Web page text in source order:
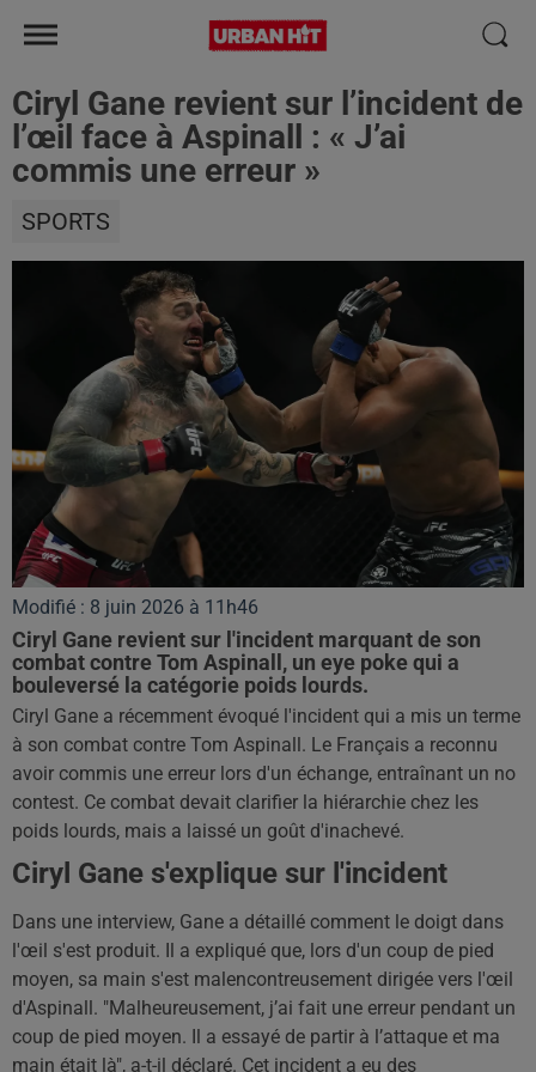
Ciryl Gane revient sur l’incident de
l’œil face à Aspinall : « J’ai
commis une erreur »
SPORTS
Modifié : 8 juin 2026 à 11h46
Ciryl Gane revient sur l'incident marquant de son
combat contre Tom Aspinall, un eye poke qui a
bouleversé la catégorie poids lourds.
Ciryl Gane a récemment évoqué l'incident qui a mis un terme
à son combat contre Tom Aspinall. Le Français a reconnu
avoir commis une erreur lors d'un échange, entraînant un no
contest. Ce combat devait clarifier la hiérarchie chez les
poids lourds, mais a laissé un goût d'inachevé.
Ciryl Gane s'explique sur l'incident
Dans une interview, Gane a détaillé comment le doigt dans
l'œil s'est produit. Il a expliqué que, lors d'un coup de pied
moyen, sa main s'est malencontreusement dirigée vers l'œil
d'Aspinall. "Malheureusement, j’ai fait une erreur pendant un
coup de pied moyen. Il a essayé de partir à l’attaque et ma
main était là", a-t-il déclaré. Cet incident a eu des